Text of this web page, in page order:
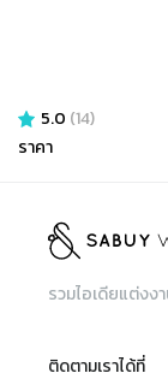
5.0 (14)
ราคา
รวมไอเดียแต่งง
ติดตามเราได้ที่